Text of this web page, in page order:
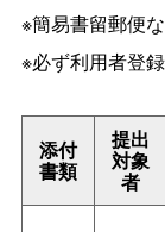
※簡易書留郵便
※必ず利用者登
添付
書類
提出
対象
者